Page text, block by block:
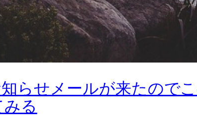
らせメールが来たので
る